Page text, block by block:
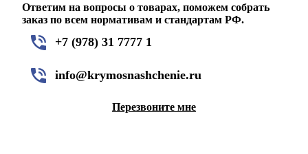
Ответим на вопросы о товарах, поможем собрать
заказ по всем нормативам и стандартам РФ.
+7 (978) 31 7777 1
info@krymosnashchenie.ru
Перезвоните мне